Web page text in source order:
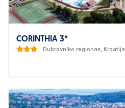
CORINTHIA 3*
Dubrovniko regionas, Kroatija